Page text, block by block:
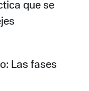
que se
Las fases